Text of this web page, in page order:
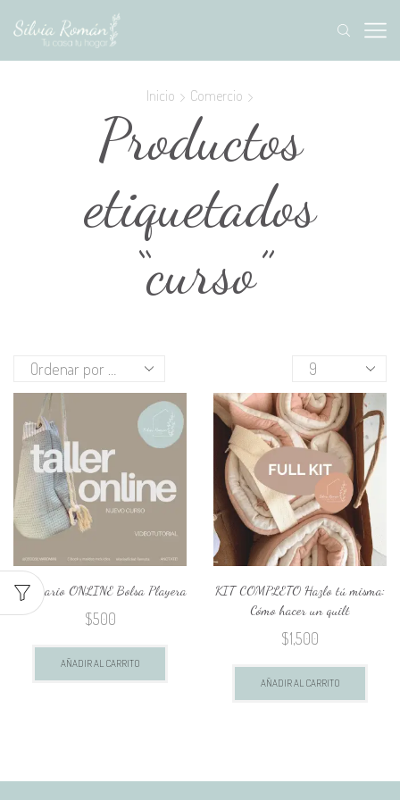
Inicio Comercio
Productos
etiquetados
“curso”
Productos
por
pagina
Seminario ONLINE Bolsa Playera
$500
AÑADIR AL CARRITO
KIT COMPLETO Hazlo tú misma:
Cómo hacer un quilt
$1,500
AÑADIR AL CARRITO